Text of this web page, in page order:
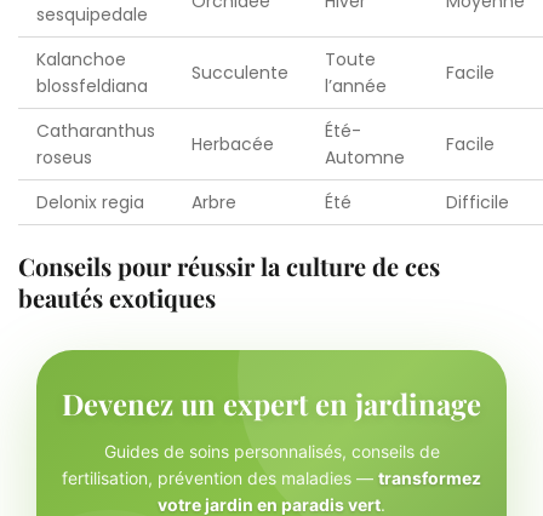
sesquipedale
Kalanchoe
blossfeldiana
Succulente
Toute
l’année
Facile
Catharanthus
roseus
Herbacée
Été-
Automne
Facile
Delonix regia Arbre Été Difficile
Conseils pour réussir la culture de ces
beautés exotiques
Devenez un expert en jardinage
Guides de soins personnalisés, conseils de
fertilisation, prévention des maladies — transformez
votre jardin en paradis vert.